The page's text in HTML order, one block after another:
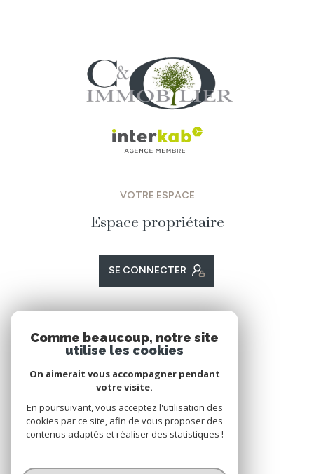
VOTRE ESPACE
Espace propriétaire
SE CONNECTER
Nous adhérons
© 2026 | Tous droits réservés
Comme beaucoup, notre site
utilise les cookies
On aimerait vous accompagner pendant
votre visite.
En poursuivant, vous acceptez l'utilisation des
cookies par ce site, afin de vous proposer des
contenus adaptés et réaliser des statistiques !